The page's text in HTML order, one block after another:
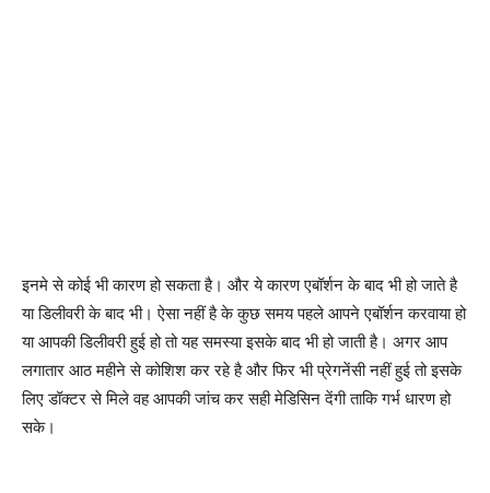
इनमे से कोई भी कारण हो सकता है। और ये कारण एबॉर्शन के बाद भी हो जाते है
या डिलीवरी के बाद भी। ऐसा नहीं है के कुछ समय पहले आपने एबॉर्शन करवाया हो
या आपकी डिलीवरी हुई हो तो यह समस्या इसके बाद भी हो जाती है। अगर आप
लगातार आठ महीने से कोशिश कर रहे है और फिर भी प्रेगनेंसी नहीं हुई तो इसके
लिए डॉक्टर से मिले वह आपकी जांच कर सही मेडिसिन देंगी ताकि गर्भ धारण हो
सके।